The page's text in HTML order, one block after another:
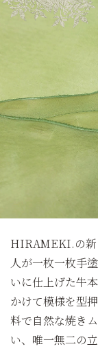
HIRAMEKI.の新
人が一枚一枚手
いに仕上げた牛
かけて模様を型
料で自然な焼き
い、唯一無二の